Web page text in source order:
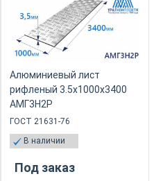
Алюминиевый лист
рифленый 3.5х1000х3400
АМГ3Н2Р
ГОСТ 21631-76
В наличии
Под заказ